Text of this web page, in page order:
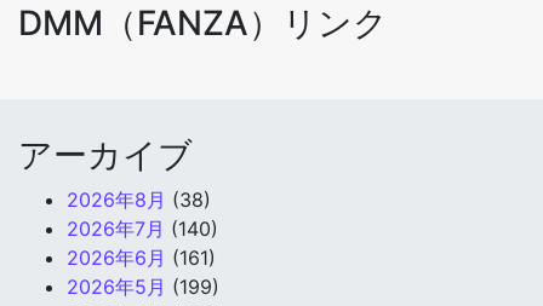
DMM（FANZA）リンク
アーカイブ
2026年8月 (38)
2026年7月 (140)
2026年6月 (161)
2026年5月 (199)